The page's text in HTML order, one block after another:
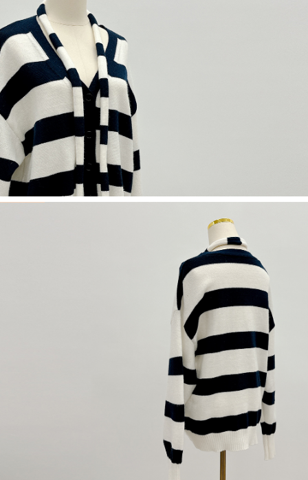
恩沛科技股份有限公司將有權停止該用戶之使用額度並採取法律行動。